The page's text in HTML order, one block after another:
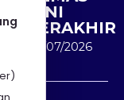
KINI
TERAKHIR
30/07/2026